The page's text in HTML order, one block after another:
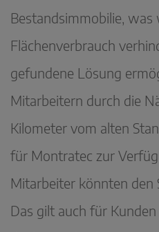
Bestandsimmobilie, was
Flächenverbrauch
gefundene Lösung
Mitarbeitern durch die
Kilometer vom alten
für Montratec zur
Mitarbeiter könnten den
Das gilt auch für